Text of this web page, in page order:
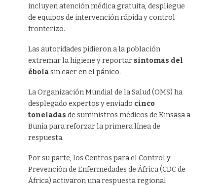
incluyen atención médica gratuita, despliegue
de equipos de intervención rápida y control
fronterizo.
Las autoridades pidieron a la población
extremar la higiene y reportar sintomas del
ébolasin caer en el pánico.
La Organización Mundial de la Salud (OMS) ha
desplegado expertos y enviado cinco
toneladas de suministros médicos de Kinsasa a
Bunia para reforzar la primera línea de
respuesta.
Por su parte, los Centros para el Control y
Prevención de Enfermedades de África (CDC de
África) activaron una respuesta regional